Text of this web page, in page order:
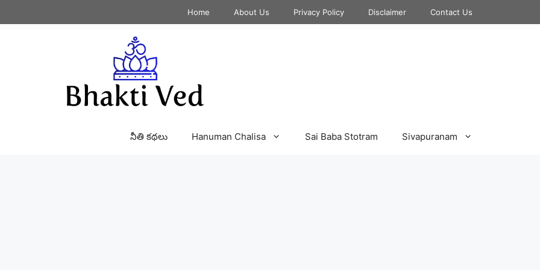
Home About Us Privacy Policy Disclaimer Contact Us
నీతి కథలు Hanuman Chalisa Sai Baba Stotram Sivapuranam